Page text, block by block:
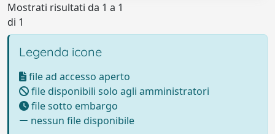
Mostrati risultati da 1 a 1
di 1
Legenda icone
file ad accesso aperto
file disponibili solo agli amministratori
file sotto embargo
nessun file disponibile